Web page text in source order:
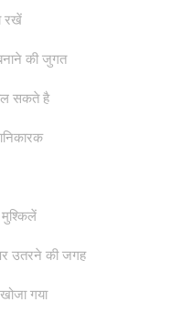
रखें
की जुगत
सकते है
उतरने की जगह
गया